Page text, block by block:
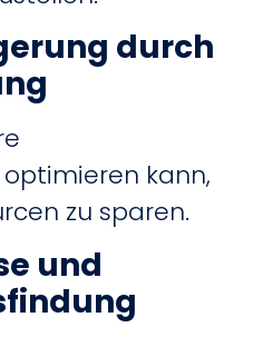
durch
kann,
zu sparen.
und